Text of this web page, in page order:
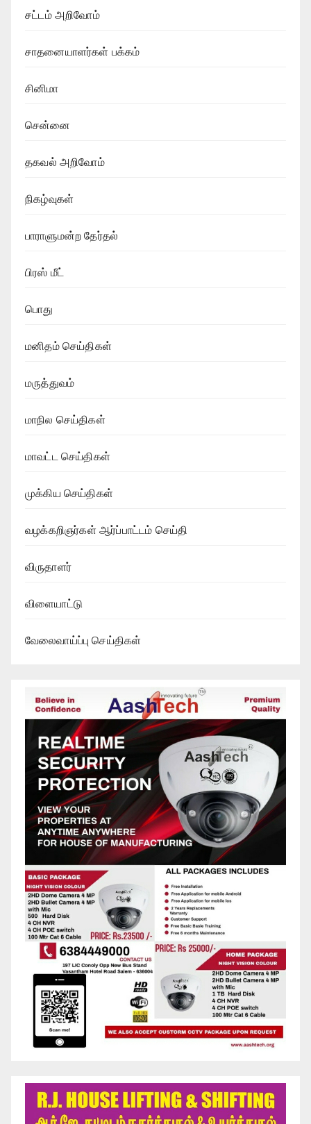
சட்டம் அறிவோம்
சாதனையாளர்கள் பக்கம்
சினிமா
சென்னை
தகவல் அறிவோம்
நிகழ்வுகள்
பாராளுமன்ற தேர்தல்
பிரஸ் மீட்
பொது
மனிதம் செய்திகள்
மருத்துவம்
மாநில செய்திகள்
மாவட்ட செய்திகள்
முக்கிய செய்திகள்
வழக்கறிஞர்கள் ஆர்ப்பாட்டம் செய்தி
விருதாளர்
விளையாட்டு
வேலைவாய்ப்பு செய்திகள்